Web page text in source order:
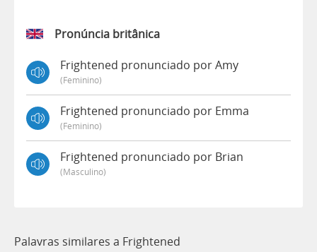
Pronúncia britânica
Frightened pronunciado por Amy
(feminino)
Frightened pronunciado por Emma
(feminino)
Frightened pronunciado por Brian
(masculino)
Palavras similares a Frightened